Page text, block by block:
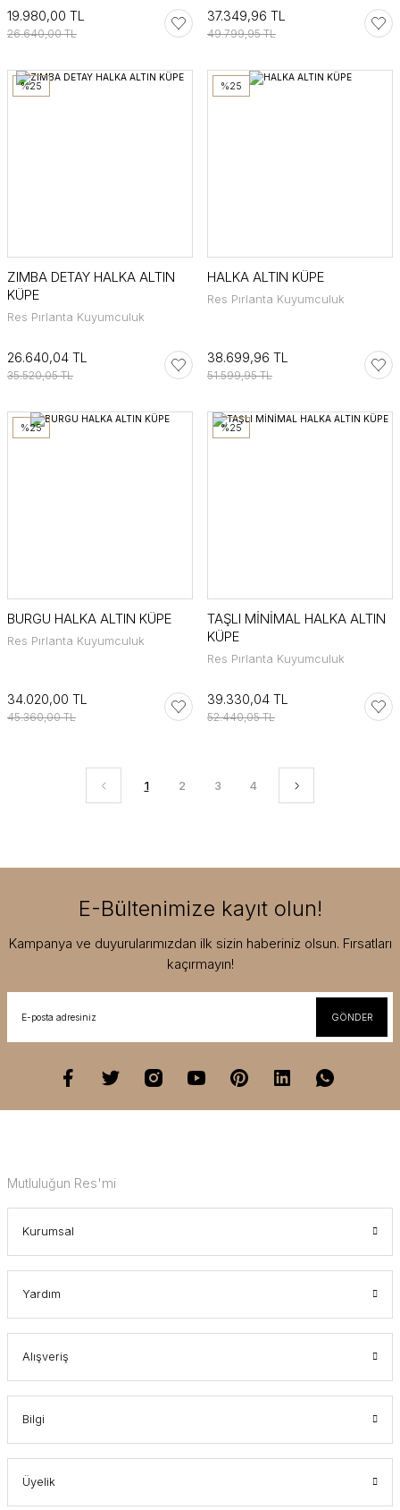
19.980,00 TL
26.640,00 TL
37.349,96 TL
49.799,95 TL
%25
ZIMBA DETAY HALKA ALTIN
KÜPE
Res Pırlanta Kuyumculuk
26.640,04 TL
35.520,05 TL
%25
HALKA ALTIN KÜPE
Res Pırlanta Kuyumculuk
38.699,96 TL
51.599,95 TL
%25
BURGU HALKA ALTIN KÜPE
Res Pırlanta Kuyumculuk
34.020,00 TL
45.360,00 TL
%25
TAŞLI MİNİMAL HALKA ALTIN
KÜPE
Res Pırlanta Kuyumculuk
39.330,04 TL
52.440,05 TL
1 2 3 4
E-Bültenimize kayıt olun!
Kampanya ve duyurularımızdan ilk sizin haberiniz olsun. Fırsatları
kaçırmayın!
GÖNDER
Mutluluğun Res'mi
Kurumsal
Yardım
Alışveriş
Bilgi
Üyelik